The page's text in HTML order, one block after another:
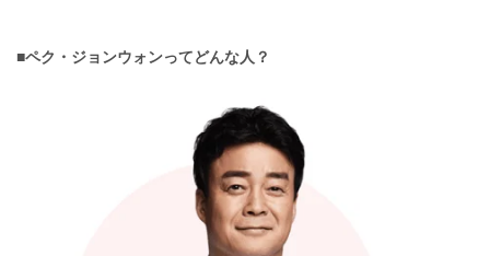
■ペク・ジョンウォンってどんな人？